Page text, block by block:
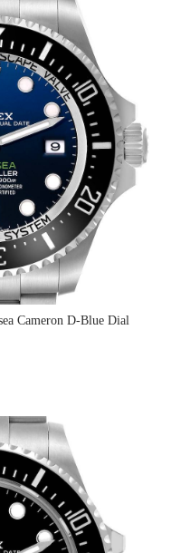
Cameron D-Blue Dial